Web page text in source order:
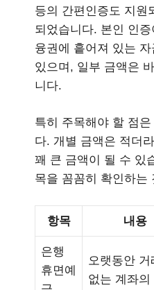
등의 간편인증도 지원
되었습니다. 본인 인
융권에 흩어져 있는
있으며, 일부 금액은
니다.
특히 주목해야 할 점은
다. 개별 금액은 적더
꽤 큰 금액이 될 수 있
목을 꼼꼼히 확인하는
항목 내용
은행
휴면예
오랫동안 거
없는 계좌의